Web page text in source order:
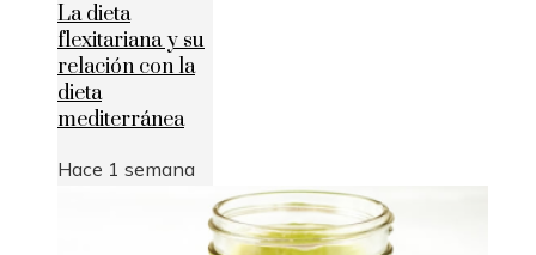
La dieta
flexitariana y su
relación con la
dieta
mediterránea
Hace 1 semana